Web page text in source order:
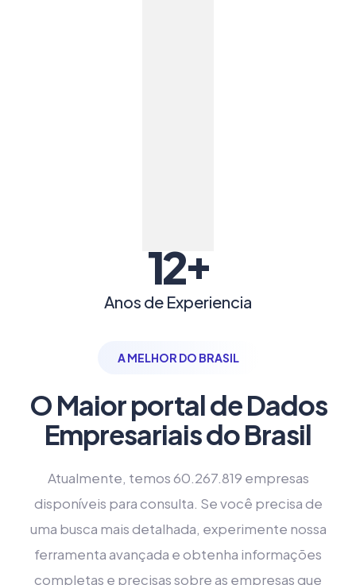
12+
Anos de Experiencia
A MELHOR DO BRASIL
O Maior portal de Dados
Empresariais do Brasil
Atualmente, temos 60.267.819 empresas
disponíveis para consulta. Se você precisa de
uma busca mais detalhada, experimente nossa
ferramenta avançada e obtenha informações
completas e precisas sobre as empresas que